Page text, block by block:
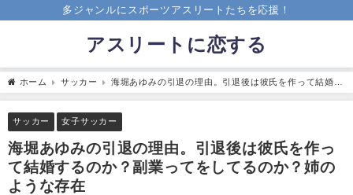
多ジャンルにスポーツアスリートたちを応援！
アスリートに恋する
ホーム サッカー
海堀あゆみの引退の理由。引退後は彼氏を作って結婚す
るのか？副業ってをしてるのか？姉のような存在
サッカー 女子サッカー
海堀あゆみの引退の理由。引退後は彼氏を作っ
て結婚するのか？副業ってをしてるのか？姉の
ような存在